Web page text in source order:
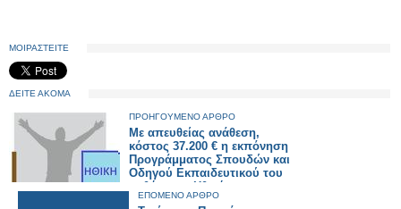
ΜΟΙΡΑΣΤΕΙΤΕ
ΔΕΙΤΕ ΑΚΟΜΑ
ΠΡΟΗΓΟΥΜΕΝΟ ΑΡΘΡΟ
Με απευθείας ανάθεση,
κόστος 37.200 € η εκπόνηση
Προγράμματος Σπουδών και
Οδηγού Εκπαιδευτικού του
μαθήματος Ηθικής
ΕΠΟΜΕΝΟ ΑΡΘΡΟ